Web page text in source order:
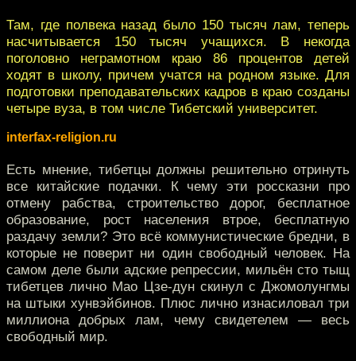
Там, где полвека назад было 150 тысяч лам, теперь
насчитывается 150 тысяч учащихся. В некогда
поголовно неграмотном краю 86 процентов детей
ходят в школу, причем учатся на родном языке. Для
подготовки преподавательских кадров в краю созданы
четыре вуза, в том числе Тибетский университет.
interfax-religion.ru
Есть мнение, тибетцы должны решительно отринуть
все китайские подачки. К чему эти россказни про
отмену рабства, строительство дорог, бесплатное
образование, рост населения втрое, бесплатную
раздачу земли? Это всё коммунистические бредни, в
которые не поверит ни один свободный человек. На
самом деле были адские репрессии, мильён сто тыщ
тибетцев лично Мао Цзе-дун скинул с Джомолунгмы
на штыки хунвэйбинов. Плюс лично изнасиловал три
миллиона добрых лам, чему свидетелем — весь
свободный мир.